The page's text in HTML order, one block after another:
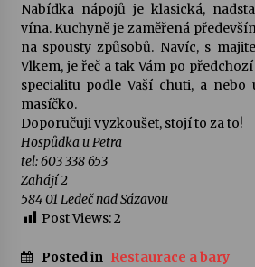
22. 7. 2026
Vysočinka
17. 7. 2026
odkaz Josefa Čapka
Nabídka nápojů je klasická,
vína. Kuchyně je zaměřená
na spousty způsobů. Navíc, s
Vlkem, je řeč a tak Vám po
specialitu podle Vaší chuti, a nebo
masíčko.
Doporučuji vyzkoušet, stojí to za to!
Hospůdka u Petra
tel: 603 338 653
Zahájí 2
584 01 Ledeč nad Sázavou
Post Views:2
Posted in Restaurace a bary